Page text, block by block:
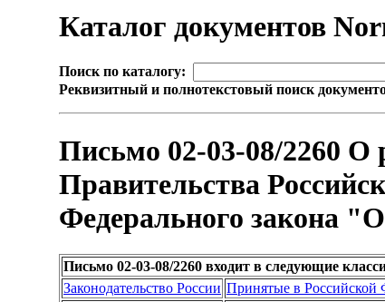
Каталог документов
Поиск по каталогу:
Реквизитный и полнотекстовый поиск
Письмо 02-03-08/2260 О
Правительства
Федерального закона
Письмо 02-03-08/2260 входит в следующие
Законодательство России Принятые в Российской